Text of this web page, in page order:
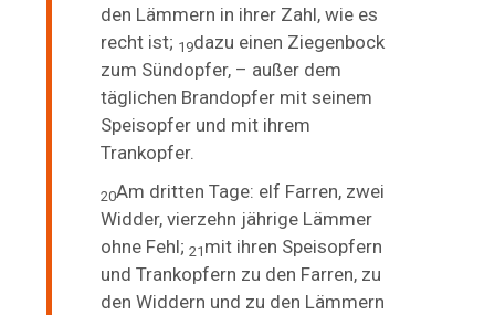
den Lämmern in ihrer Zahl, wie es
recht ist; 19dazu einen Ziegenbock
zum Sündopfer, – außer dem
täglichen Brandopfer mit seinem
Speisopfer und mit ihrem
Trankopfer.
20Am dritten Tage: elf Farren, zwei
Widder, vierzehn jährige Lämmer
ohne Fehl;21 mit ihren Speisopfern
und Trankopfern zu den Farren, zu
den Widdern und zu den Lämmern